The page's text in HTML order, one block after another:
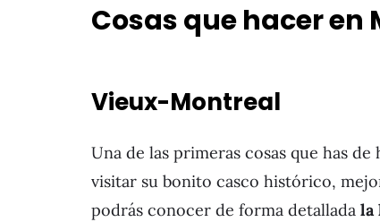
Cosas que hacer
Vieux-Montreal
Una de las primeras cosas que has
visitar su bonito casco histórico,
podrás conocer de forma detallada la